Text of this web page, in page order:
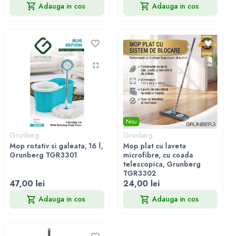
Adauga in cos Adauga in cos
Grunberg
Mop rotativ si galeata, 16 l,
Grunberg TGR3301
47,00 lei
Adauga in cos
Nou
Grunberg
Mop plat cu laveta
microfibre, cu coada
telescopica, Grunberg
TGR3302
24,00 lei
Adauga in cos